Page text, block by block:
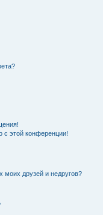
с этой конференции!
моих друзей и недругов?